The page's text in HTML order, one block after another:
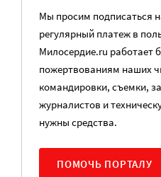
Мы просим подписаться
регулярный платеж в
Милосердие.ru работает
пожертвованиям наших
командировки, съемки,
журналистов и
нужны средства.
ПОМОЧЬ ПОРТАЛУ